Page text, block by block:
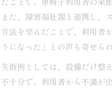
また、障害福祉課と連携し、
方法を学んだことで、利用者
うになった」との声も寄せら
失敗例としては、設備だけ整
不十分で、利用者から不満が